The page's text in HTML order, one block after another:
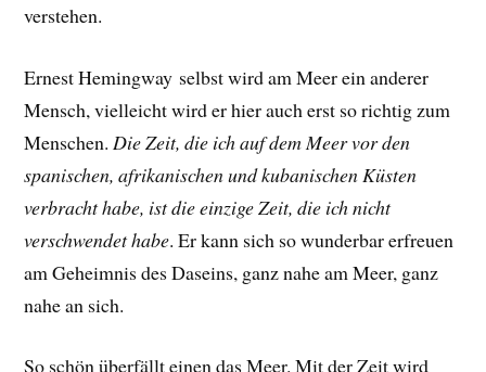
verstehen.
Ernest Hemingway selbst wird am Meer ein anderer
Mensch, vielleicht wird er hier auch erst so richtig zum
Menschen. Die Zeit, die ich auf dem Meer vor den
spanischen, afrikanischen und kubanischen Küsten
verbracht habe, ist die einzige Zeit, die ich nicht
verschwendet habe. Erkann sich so wunderbar erfreuen
am Geheimnis des Daseins, ganz nahe am Meer, ganz
nahe an sich.
So schön überfällt einen das Meer. Mit der Zeit wird